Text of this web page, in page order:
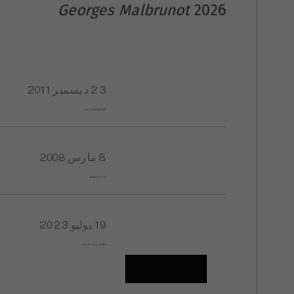
2026
Georges Malbrunot
23 ديسمبر 2011
8 مارس 2008
19 يوليو 2023